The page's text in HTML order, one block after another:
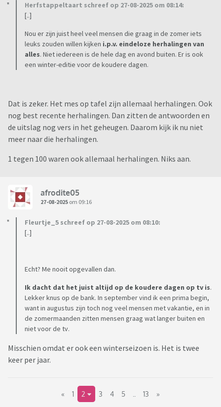
Herfstappeltaart schreef op 27-08-2025 om 08:14:
[..]
Nou er zijn juist heel veel mensen die graag in de zomer iets
leuks zouden willen kijken i.p.v. eindeloze herhalingen van
alles. Niet iedereen is de hele dag en avond buiten. Er is ook
een winter-editie voor de koudere dagen.
Dat is zeker. Het mes op tafel zijn allemaal herhalingen. Ook
nog best recente herhalingen. Dan zitten de antwoorden en
de uitslag nog vers in het geheugen. Daarom kijk ik nu niet
meer naar die herhalingen.
1 tegen 100 waren ook allemaal herhalingen. Niks aan.
afrodite05
27-08-2025 om 09:16
Fleurtje_5 schreef op 27-08-2025 om 08:10:
[..]
Echt? Me nooit opgevallen dan.
Ik dacht dat het juist altijd op de koudere dagen op tv is.
Lekker knus op de bank. In september vind ik een prima begin,
want in augustus zijn toch nog veel mensen met vakantie, en in
de zomermaanden zitten mensen graag wat langer buiten en
niet voor de tv.
Misschien omdat er ook een winterseizoen is. Het is twee
keer per jaar.
« 1 2 3 4 5 13 »